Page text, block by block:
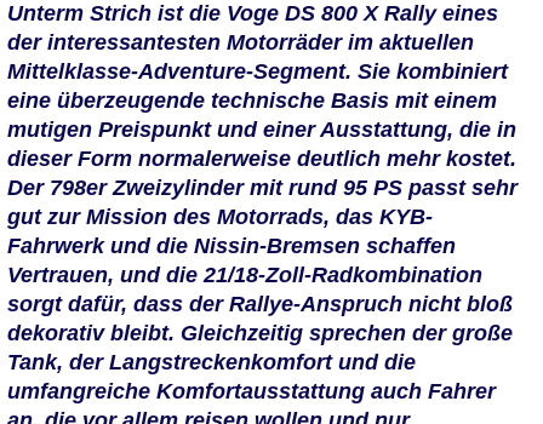
Unterm Strich ist die Voge DS 800 X Rally eines
der interessantesten Motorräder im aktuellen
Mittelklasse-Adventure-Segment. Sie kombiniert
eine überzeugende technische Basis mit einem
mutigen Preispunkt und einer Ausstattung, die in
dieser Form normalerweise deutlich mehr kostet.
Der 798er Zweizylinder mit rund 95 PS passt sehr
gut zur Mission des Motorrads, das KYB-
Fahrwerk und die Nissin-Bremsen schaffen
Vertrauen, und die 21/18-Zoll-Radkombination
sorgt dafür, dass der Rallye-Anspruch nicht bloß
dekorativ bleibt. Gleichzeitig sprechen der große
Tank, der Langstreckenkomfort und die
umfangreiche Komfortausstattung auch Fahrer